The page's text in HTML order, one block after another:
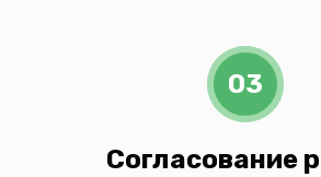
03
Согласование